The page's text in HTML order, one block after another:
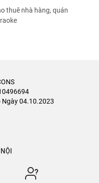
thuê nhà hàng, quán
Ngày 04.10.2023